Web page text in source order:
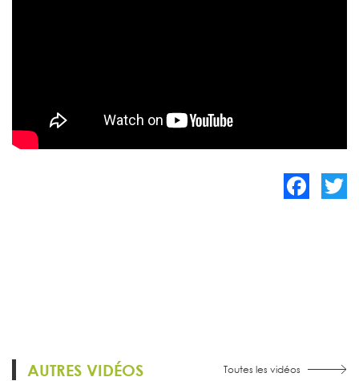
AUTRES VIDÉOS Toutes les vidéos